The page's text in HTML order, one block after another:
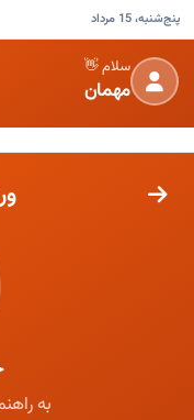
پنج‌شنبه، 15 مرداد
سلام 👋
مهمان
به